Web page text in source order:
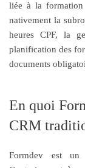
liée à la formation
nativement la
heures CPF, la
planification des
documents
En quoi
CRM
Formdev est